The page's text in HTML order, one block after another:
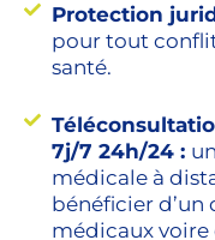
Protection
pour tout
santé.
7j/7 24h/24 :
médicale à
bénéficier d’un
médicaux voire